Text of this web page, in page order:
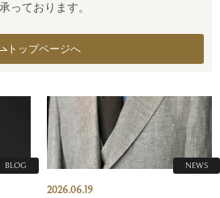
っております。
トップページへ
BLOG
2026.06.19
NEWS